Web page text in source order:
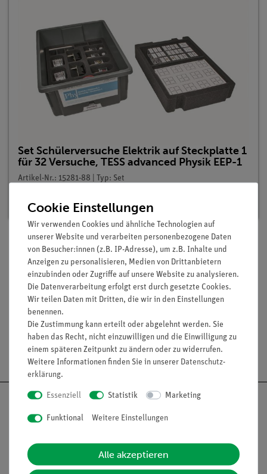
Set Schülerversuche Elektrik auf Steckplatte 1
für 32 Versuche, TESS advanced Physik EEP-1
Artikel-Nr.: 15281-88 | Typ: Set
Lieferumfang
Media / Downloads
Versandkostenfrei ab 300,- €
Cookie Einstellungen
Wir verwenden Cookies und ähnliche Technologien auf
unserer Website und verarbeiten personenbezogene Daten
von Besucher:innen (z.B. IP-Adresse), um z.B. Inhalte und
Anzeigen zu personalisieren, Medien von Drittanbietern
einzubinden oder Zugriffe auf unsere Website zu analysieren.
Die Datenverarbeitung erfolgt erst durch gesetzte Cookies.
Wir teilen Daten mit Dritten, die wir in den Einstellungen
benennen.
Die Zustimmung kann erteilt oder abgelehnt werden. Sie
haben das Recht, nicht einzuwilligen und die Einwilligung zu
einem späteren Zeitpunkt zu ändern oder zu widerrufen.
Weitere Informationen finden Sie in unserer Daten­schutz­
erklärung.
Essenziell Statistik Marketing
Funktional Weitere Einstellungen
Alle akzeptieren